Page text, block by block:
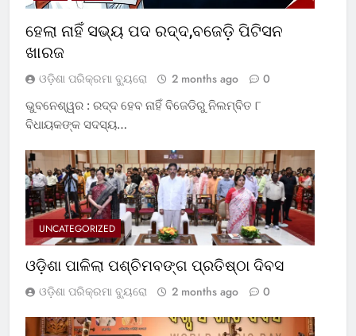
ହେଲା ନାହିଁ ସଭ୍ୟ ପଦ ରଦ୍ଦ,ବଜେଡ଼ି ପିଟିସନ
ଖାରଜ
ଓଡ଼ିଶା ପରିକ୍ରମା ବ୍ୟୁରୋ 2 months ago 0
ଭୁବନେଶ୍ୱର : ରଦ୍ଦ ହେବ ନାହିଁ ବିଜେଡିରୁ ନିଲମ୍ବିତ ୮
ବିଧାୟକଙ୍କ ସଦସ୍ୟ…
UNCATEGORIZED
ଓଡ଼ିଶା ପାଳିଲା ପଶ୍ଚିମବଙ୍ଗ ପ୍ରତିଷ୍ଠା ଦିବସ
ଓଡ଼ିଶା ପରିକ୍ରମା ବ୍ୟୁରୋ 2 months ago 0